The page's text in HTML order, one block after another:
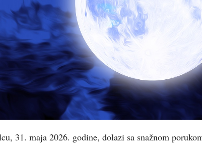
31. maja 2026. godine, dolazi sa snažnom